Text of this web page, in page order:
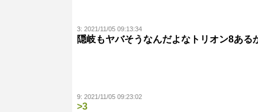
3: 2021/11/05 09:13:34
隠岐もヤバそうなんだよなトリオン8ある
9: 2021/11/05 09:23:02
>3